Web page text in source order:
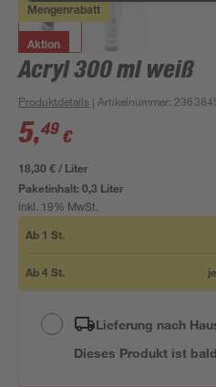
Mengenrabatt
Aktion
Acryl 300 ml weiß
Produktdetails | Artikelnummer:
5,49 €
18,30 € / Liter
Paketinhalt:0,3 Liter
inkl. 19% MwSt.
Ab 1 St.
Ab4St. je
Lieferung nach
Dieses Produkt ist